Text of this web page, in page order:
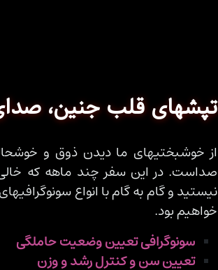
تپشهای قلب جنین،
از خوشبختیهای ما دیدن ذوق و
صداست. در این سفر چند ماهه که
نیستید و گام به گام با انواع
خواهیم بود.
سونوگرافی تعیین وضعیت حاملگی
تعیین سن و کنترل رشد و وزن